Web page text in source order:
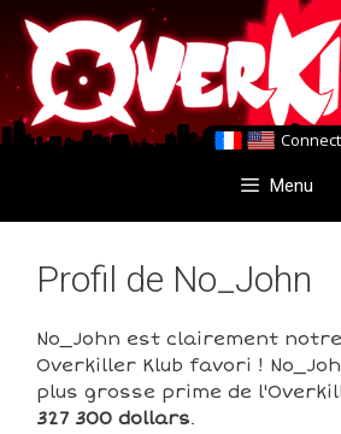
Aller
au
contenu
Aller
au
contenu
Menu
Profil de No_John
No_John est clairement
Overkiller Klub favori !
plus grosse prime de
327 300 dollars.